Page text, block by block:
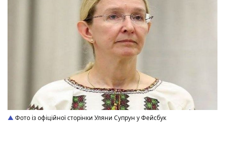
Фото із офіційної сторінки Уляни Супрун у Фейсбук